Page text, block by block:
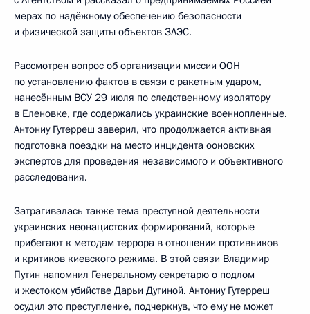
мерах по надёжному обеспечению безопасности
и физической защиты объектов ЗАЭС.
Рассмотрен вопрос об организации миссии ООН
по установлению фактов в связи с ракетным ударом,
нанесённым ВСУ 29 июля по следственному изолятору
в Еленовке, где содержались украинские военнопленные.
Антониу Гутерреш заверил, что продолжается активная
подготовка поездки на место инцидента ооновских
экспертов для проведения независимого и объективного
расследования.
Затрагивалась также тема преступной деятельности
украинских неонацистских формирований, которые
прибегают к методам террора в отношении противников
и критиков киевского режима. В этой связи Владимир
Путин напомнил Генеральному секретарю о подлом
и жестоком убийстве Дарьи Дугиной. Антониу Гутерреш
осудил это преступление, подчеркнув, что ему не может